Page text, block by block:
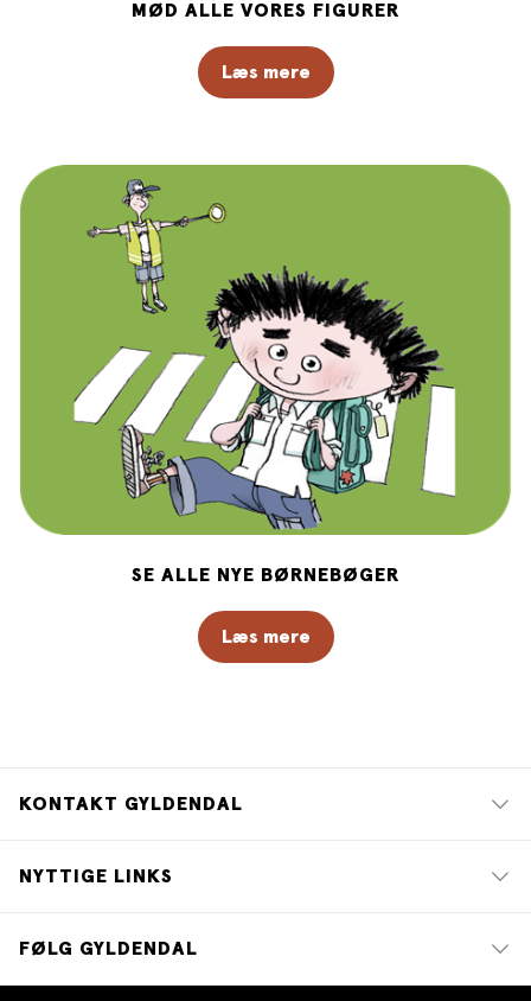
MØD ALLE VORES FIGURER
Læs mere
SE ALLE NYE BØRNEBØGER
Læs mere
KONTAKT GYLDENDAL
NYTTIGE LINKS
FØLG GYLDENDAL